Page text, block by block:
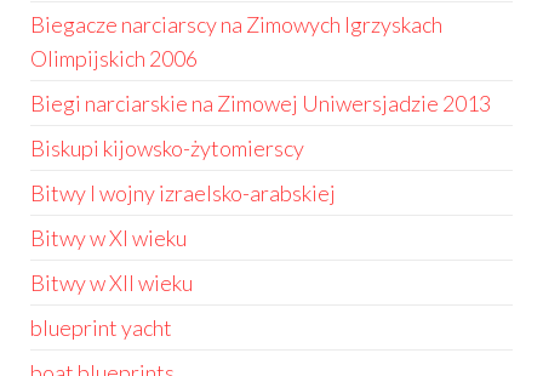
Biegacze narciarscy na Zimowych Igrzyskach
Olimpijskich 2006
Biegi narciarskie na Zimowej Uniwersjadzie 2013
Biskupi kijowsko-żytomierscy
Bitwy I wojny izraelsko-arabskiej
Bitwy w XI wieku
Bitwy w XII wieku
blueprint yacht